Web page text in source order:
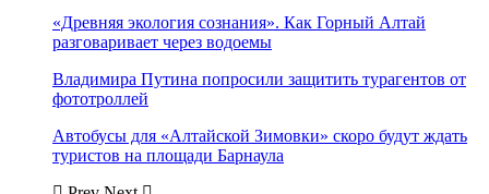
«Древняя экология сознания». Как Горный Алтай
разговаривает через водоемы
Владимира Путина попросили защитить турагентов от
фототроллей
Автобусы для «Алтайской Зимовки» скоро будут ждать
туристов на площади Барнаула